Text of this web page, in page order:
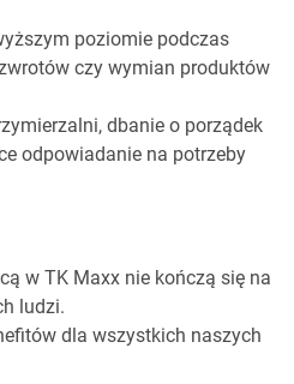
poziomie podczas
czy wymian produktów
dbanie o porządek
odpowiadanie na potrzeby
w TK Maxx nie kończą się na
ludzi.
dla wszystkich naszych